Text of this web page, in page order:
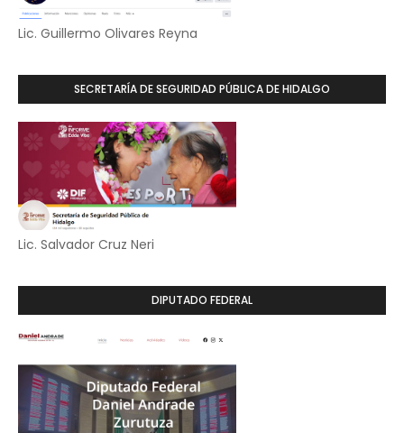
Lic. Guillermo Olivares Reyna
SECRETARÍA DE SEGURIDAD PÚBLICA DE HIDALGO
Lic. Salvador Cruz Neri
DIPUTADO FEDERAL